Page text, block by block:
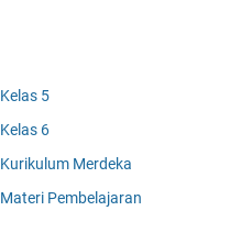
Kelas 5
Kelas 6
Kurikulum Merdeka
Materi Pembelajaran